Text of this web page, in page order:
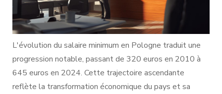
L'évolution du salaire minimum en Pologne traduit une
progression notable, passant de 320 euros en 2010 à
645 euros en 2024. Cette trajectoire ascendante
reflète la transformation économique du pays et sa